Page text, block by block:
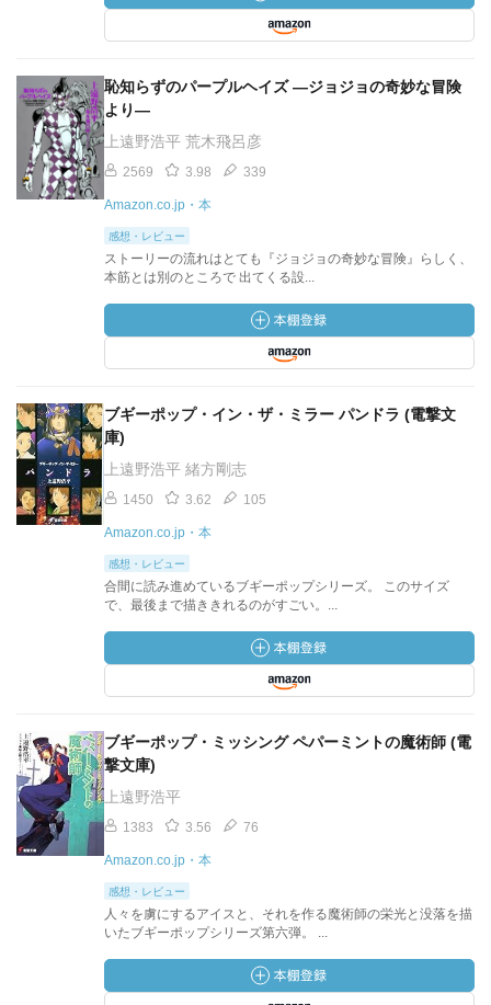
恥知らずのパープルヘイズ ―ジョジョの奇妙な冒険
より―
上遠野浩平 荒木飛呂彦
2569 3.98 339
Amazon.co.jp・本
感想・レビュー
ストーリーの流れはとても『ジョジョの奇妙な冒険』らしく、
本筋とは別のところで 出てくる設...
ブギーポップ・イン・ザ・ミラー パンドラ (電撃文
庫)
上遠野浩平 緒方剛志
1450 3.62 105
Amazon.co.jp・本
感想・レビュー
合間に読み進めているブギーポップシリーズ。 このサイズ
で、最後まで描ききれるのがすごい。...
ブギーポップ・ミッシング ペパーミントの魔術師 (電
撃文庫)
上遠野浩平
1383 3.56 76
Amazon.co.jp・本
感想・レビュー
人々を虜にするアイスと、それを作る魔術師の栄光と没落を描
いたブギーポップシリーズ第六弾。 ...